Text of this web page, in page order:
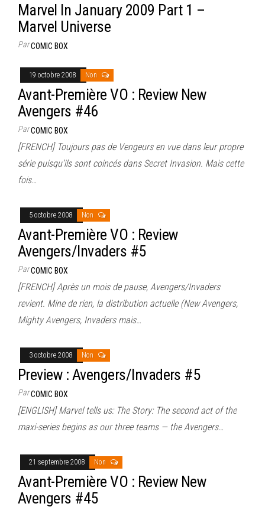
Marvel In January 2009 Part 1 –
Marvel Universe
ParCOMIC BOX
19 octobre 2008 Non
Avant-Première VO : Review New
Avengers #46
ParCOMIC BOX
[FRENCH] Toujours pas de Vengeurs en vue dans leur propre
série puisqu’ils sont coincés dans Secret Invasion. Mais cette
fois…
5 octobre 2008 Non
Avant-Première VO : Review
Avengers/Invaders #5
ParCOMIC BOX
[FRENCH] Après un mois de pause, Avengers/Invaders
revient. Mine de rien, la distribution actuelle (New Avengers,
Mighty Avengers, Invaders mais…
3 octobre 2008 Non
Preview : Avengers/Invaders #5
ParCOMIC BOX
[ENGLISH] Marvel tells us: The Story: The second act of the
maxi-series begins as our three teams — the Avengers…
21 septembre 2008 Non
Avant-Première VO : Review New
Avengers #45